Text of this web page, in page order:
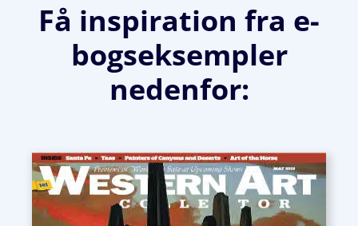
Få inspiration fra e-
bogseksempler
nedenfor: